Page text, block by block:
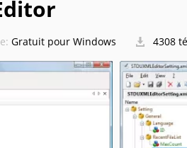
Gratuit pour Windows 4308